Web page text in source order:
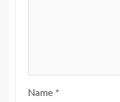
Name *